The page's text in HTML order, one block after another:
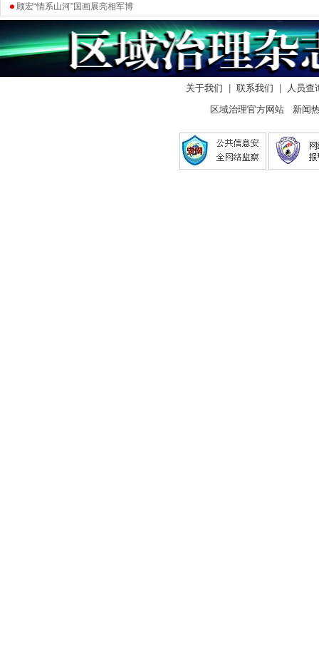
顾宏“情系山河”国画展亮相军博
关于我们 联系我们
人员查
区域治理官方网站 新闻